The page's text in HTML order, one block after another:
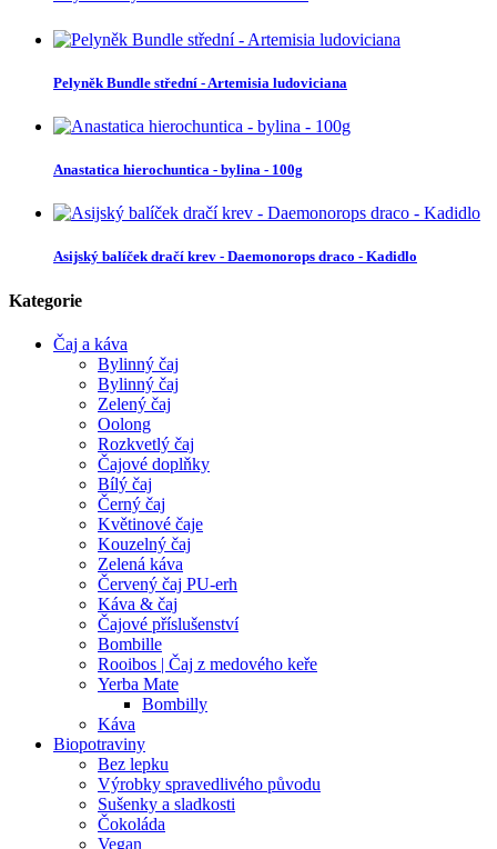
Pelyněk Bundle střední - Artemisia ludoviciana
Anastatica hierochuntica - bylina - 100g
Asijský balíček dračí krev - Daemonorops draco - Kadidlo
Kategorie
Čaj a káva
Bylinný čaj
Bylinný čaj
Zelený čaj
Oolong
Rozkvetlý čaj
Čajové doplňky
Bílý čaj
Černý čaj
Květinové čaje
Kouzelný čaj
Zelená káva
Červený čaj PU-erh
Káva & čaj
Čajové příslušenství
Bombille
Rooibos | Čaj z medového keře
Yerba Mate
Bombilly
Káva
Biopotraviny
Bez lepku
Výrobky spravedlivého původu
Sušenky a sladkosti
Čokoláda
Vegan